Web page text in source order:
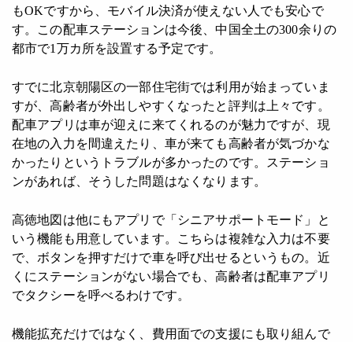
もOKですから、モバイル決済が使えない人でも安心で
す。この配車ステーションは今後、中国全土の300余りの
都市で1万カ所を設置する予定です。
すでに北京朝陽区の一部住宅街では利用が始まっていま
すが、高齢者が外出しやすくなったと評判は上々です。
配車アプリは車が迎えに来てくれるのが魅力ですが、現
在地の入力を間違えたり、車が来ても高齢者が気づかな
かったりというトラブルが多かったのです。ステーショ
ンがあれば、そうした問題はなくなります。
高徳地図は他にもアプリで「シニアサポートモード」と
いう機能も用意しています。こちらは複雑な入力は不要
で、ボタンを押すだけで車を呼び出せるというもの。近
くにステーションがない場合でも、高齢者は配車アプリ
でタクシーを呼べるわけです。
機能拡充だけではなく、費用面での支援にも取り組んで